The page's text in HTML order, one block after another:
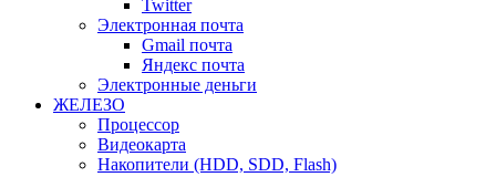
Twitter
Электронная почта
Gmail почта
Яндекс почта
Электронные деньги
ЖЕЛЕЗО
Процессор
Видеокарта
Накопители (HDD, SDD, Flash)